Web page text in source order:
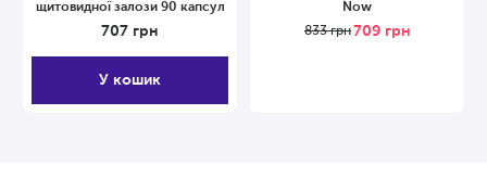
щитовидної залози 90 капсул
707 грн
У кошик
Now
833грн 709 грн